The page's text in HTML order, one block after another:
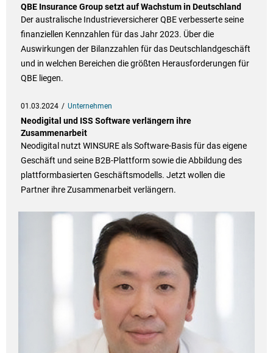
QBE Insurance Group setzt auf Wachstum in Deutschland
Der australische Industrieversicherer QBE verbesserte seine
finanziellen Kennzahlen für das Jahr 2023. Über die
Auswirkungen der Bilanzzahlen für das Deutschlandgeschäft
und in welchen Bereichen die größten Herausforderungen für
QBE liegen.
01.03.2024 Unternehmen
Neodigital und ISS Software verlängern ihre
Zusammenarbeit
Neodigital nutzt WINSURE als Software-Basis für das eigene
Geschäft und seine B2B-Plattform sowie die Abbildung des
plattformbasierten Geschäftsmodells. Jetzt wollen die
Partner ihre Zusammenarbeit verlängern.